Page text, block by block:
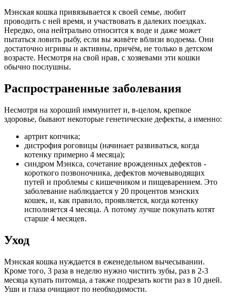
Мэнская кошка привязывается к своей семье, любит
проводить с ней время, и участвовать в далеких поездках.
Нередко, она нейтрально относится к воде и даже может
пытаться ловить рыбу, если вы живёте вблизи водоема. Они
достаточно игривы и активны, причём, не только в детском
возрасте. Несмотря на свой нрав, с хозяевами эти кошки
обычно послушны.
Распространенные заболевания
Несмотря на хороший иммунитет и, в-целом, крепкое
здоровье, бывают некоторые генетические дефекты, а именно:
артрит копчика;
дистрофия роговицы (начинает развиваться, когда
котенку примерно 4 месяца);
синдром Мэнкса, сочетание врожденных дефектов -
короткого позвоночника, дефектов мочевыводящих
путей и проблемы с кишечником и пищеварением. Это
заболевание наблюдается у 20 процентов мэнских
кошек, и, как правило, проявляется, когда котенку
исполняется 4 месяца. А потому лучше покупать котят
старше 4 месяцев.
Уход
Мэнская кошка нуждается в еженедельном вычесывании.
Кроме того, 3 раза в неделю нужно чистить зубы, раз в 2-3
месяца купать питомца, а также подрезать когти раз в 10 дней.
Уши и глаза очищают по необходимости.